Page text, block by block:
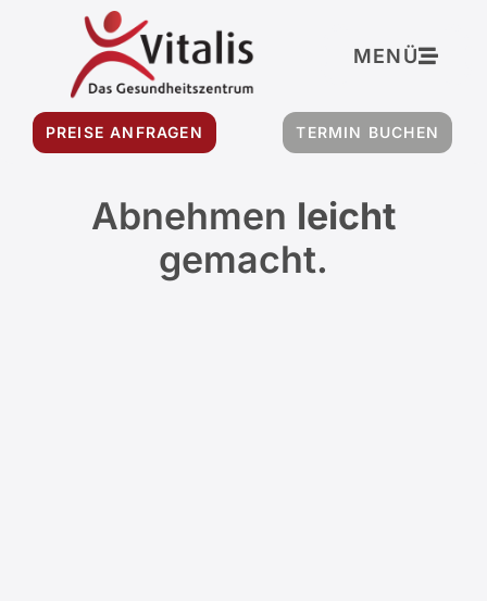
MENÜ
PREISE ANFRAGEN TERMIN BUCHEN
Abnehmen leicht
gemacht.